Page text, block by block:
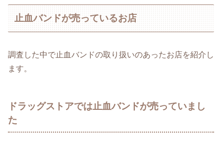
止血バンドが売っているお店
調査した中で止血バンドの取り扱いのあったお店を紹介し
ます。
ドラッグストアでは止血バンドが売っていまし
た